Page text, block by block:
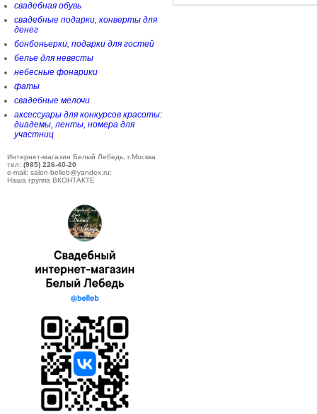
свадебная обувь
свадебные подарки, конверты для
денег
бонбоньерки, подарки для гостей
белье для невесты
небесные фонарики
фаты
свадебные мелочи
аксессуары для конкурсов красоты:
диадемы, ленты, номера для
участниц
Интернет-магазин Белый Лебедь, г.Москва
тел: (985) 226-40-20
e-mail: salon-belleb@yandex.ru;
Наша группа ВКОНТАКТЕ